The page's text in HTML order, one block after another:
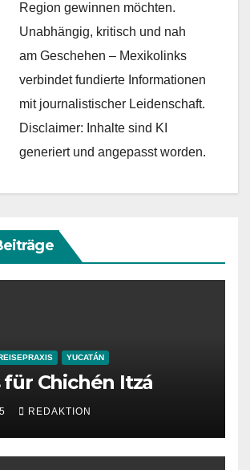
Region gewinnen möchten.
Unabhängig, kritisch und nah
am Geschehen – Mexikolinks
verbindet fundierte Informationen
mit journalistischer Leidenschaft.
Disclaimer: Inhalte sind KI
generiert und angepasst worden.
YUCATÁN
Chichén Itzá
REDAKTION